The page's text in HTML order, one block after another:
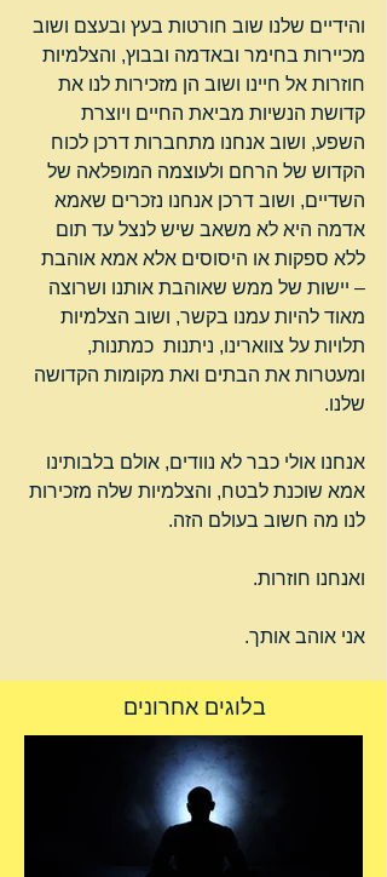
והידיים שלנו שוב חורטות בעץ ובעצם ושוב
מכיירות בחימר ובאדמה ובבוץ, והצלמיות
חוזרות אל חיינו ושוב הן מזכירות לנו את
קדושת הנשיות מביאת החיים ויוצרת
השפע, ושוב אנחנו מתחברות דרכן לכוח
הקדוש של הרחם ולעוצמה המופלאה של
השדיים, ושוב דרכן אנחנו נזכרים שאמא
אדמה היא לא משאב שיש לנצל עד תום
ללא ספקות או היסוסים אלא אמא אוהבת
– יישות של ממש שאוהבת אותנו ושרוצה
מאוד להיות עמנו בקשר, ושוב הצלמיות
תלויות על צווארינו, ניתנות  כמתנות,
ומעטרות את הבתים ואת מקומות הקדושה
שלנו.
אנחנו אולי כבר לא נוודים, אולם בלבותינו
אמא שוכנת לבטח, והצלמיות שלה מזכירות
לנו מה חשוב בעולם הזה.
ואנחנו חוזרות.
אני אוהב אותך.
בלוגים אחרונים